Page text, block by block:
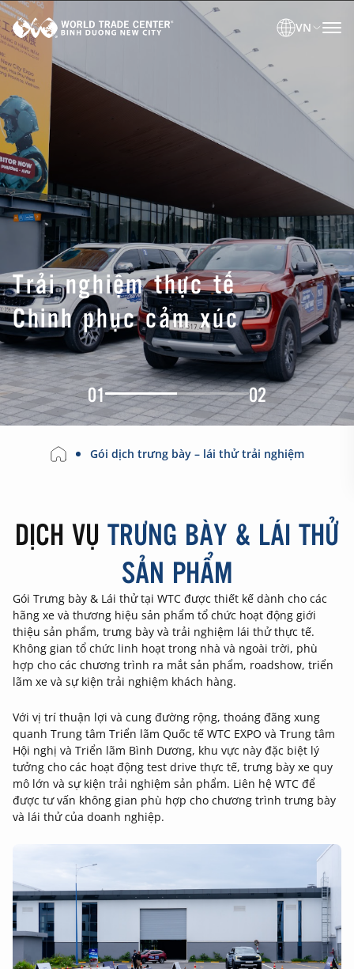
VN
Trải nghiệm thực tế
Chinh phục cảm xúc
01 02
Gói dịch trưng bày – lái thử trải nghiệm
DỊCH VỤ TRƯNG BÀY & LÁI THỬ
SẢN PHẨM
Gói Trưng bày & Lái thử tại WTC được thiết kế dành cho các
hãng xe và thương hiệu sản phẩm tổ chức hoạt động giới
thiệu sản phẩm, trưng bày và trải nghiệm lái thử thực tế.
Không gian tổ chức linh hoạt trong nhà và ngoài trời, phù
hợp cho các chương trình ra mắt sản phẩm, roadshow, triển
lãm xe và sự kiện trải nghiệm khách hàng.
Với vị trí thuận lợi và cung đường rộng, thoáng đãng xung
quanh Trung tâm Triển lãm Quốc tế WTC EXPO và Trung tâm
Hội nghị và Triển lãm Bình Dương, khu vực này đặc biệt lý
tưởng cho các hoạt động test drive thực tế, trưng bày xe quy
mô lớn và sự kiện trải nghiệm sản phẩm. Liên hệ WTC để
được tư vấn không gian phù hợp cho chương trình trưng bày
và lái thử của doanh nghiệp.